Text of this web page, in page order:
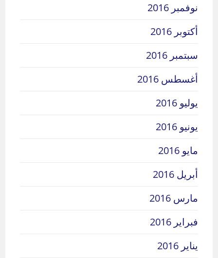
نوفمبر 2016
أكتوبر 2016
سبتمبر 2016
أغسطس 2016
يوليو 2016
يونيو 2016
مايو 2016
أبريل 2016
مارس 2016
فبراير 2016
يناير 2016